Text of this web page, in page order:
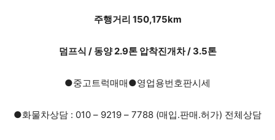
주행거리 150,175km
덤프식 / 동양 2.9톤 압착진개차 / 3.5톤
●중고트럭매매●영업용번호판시세
●화물차상담 : 010 – 9219 – 7788 (매입.판매.허가) 전체상담